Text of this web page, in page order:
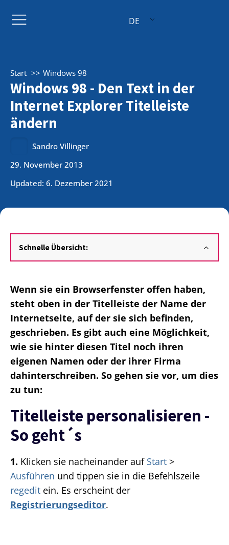
DE
Start Windows 98
Windows 98 - Den Text in der
Internet Explorer Titelleiste
ändern
Sandro Villinger
29. November 2013
Updated: 6. Dezember 2021
Schnelle Übersicht:
Wenn sie ein Browserfenster offen haben,
steht oben in der Titelleiste der Name der
Internetseite, auf der sie sich befinden,
geschrieben. Es gibt auch eine Möglichkeit,
wie sie hinter diesen Titel noch ihren
eigenen Namen oder der ihrer Firma
dahinterschreiben. So gehen sie vor, um dies
zu tun:
Titelleiste personalisieren -
So geht´s
1. Klicken sie nacheinander auf Start >
Ausführen und tippen sie in die Befehlszeile
regedit ein. Es erscheint der
Registrierungseditor.